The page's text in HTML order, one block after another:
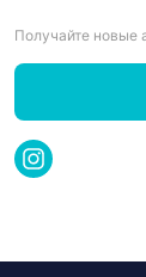
Получайте новые